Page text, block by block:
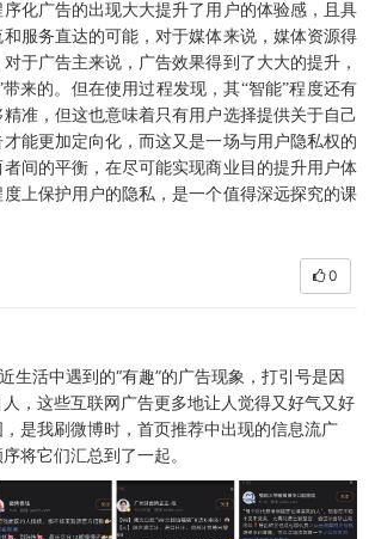
化广告的出现大大提升了用户的体验感，且具
服务直达的可能，对于媒体来说，媒体资源得
于广告主来说，广告效果得到了大大的提升，
带来的。但在使用过程发现，其“智能”程度还有
准，但这也意味着只有用户选择提供关于自己
能更加定向化，而这又是一场与用户隐私权的
间的平衡，在尽可能实现商业目的提升用户体
上保护用户的隐私，是一个值得深远探究的课
0
活中遇到的“有趣”的广告现象，打引号是因
，这些互联网广告更多地让人觉得又好气又好
是我刷微博时，首页推荐中出现的信息流广
将它们汇总到了一起。